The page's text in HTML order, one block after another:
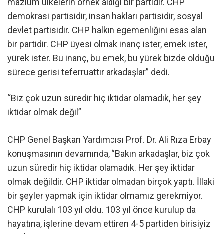
mazlum ülkelerin örnek aldığı bir partidir. CHP
demokrasi partisidir, insan hakları partisidir, sosyal
devlet partisidir. CHP halkın egemenliğini esas alan
bir partidir. CHP üyesi olmak inanç ister, emek ister,
yürek ister. Bu inanç, bu emek, bu yürek bizde olduğu
sürece gerisi teferruattır arkadaşlar” dedi.
“Biz çok uzun süredir hiç iktidar olamadık, her şey
iktidar olmak değil”
CHP Genel Başkan Yardımcısı Prof. Dr. Ali Rıza Erbay
konuşmasının devamında, “Bakın arkadaşlar, biz çok
uzun süredir hiç iktidar olamadık. Her şey iktidar
olmak değildir. CHP iktidar olmadan birçok yaptı. İllaki
bir şeyler yapmak için iktidar olmamız gerekmiyor.
CHP kurulalı 103 yıl oldu. 103 yıl önce kurulup da
hayatına, işlerine devam ettiren 4-5 partiden birisiyiz